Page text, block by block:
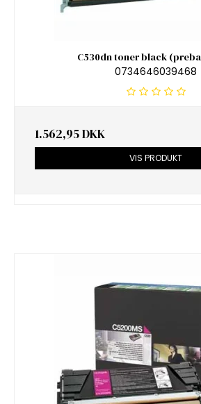
C530dn toner black
0734646039468
1.562,95 DKK
VIS PRODUKT